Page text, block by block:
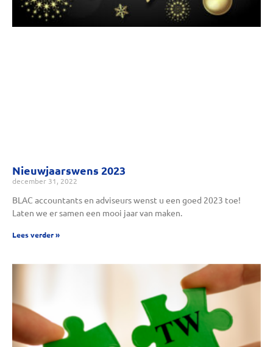
Nieuwjaarswens 2023
december 31, 2022
BLAC accountants en adviseurs wenst u een goed 2023 toe!
Laten we er samen een mooi jaar van maken.
Lees verder »